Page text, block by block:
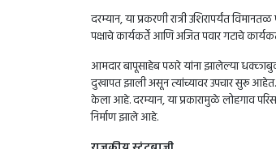
दरम्यान, या प्रकरणी रात्री उशिरापर्यंत
पक्षाचे कार्यकर्ते आणि अजित पवार गटाचे
आमदार बापूसाहेब पठारे यांना झालेल्या
दुखापत झाली असून त्यांच्यावर उपचार सुरू आहेत.
केला आहे. दरम्यान, या प्रकारामुळे लोहगाव
निर्माण झाले आहे.